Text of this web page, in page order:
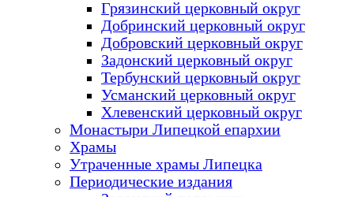
Грязинский церковный округ
Добринский церковный округ
Добровский церковный округ
Задонский церковный округ
Тербунский церковный округ
Усманский церковный округ
Хлевенский церковный округ
Монастыри Липецкой епархии
Храмы
Утраченные храмы Липецка
Периодические издания